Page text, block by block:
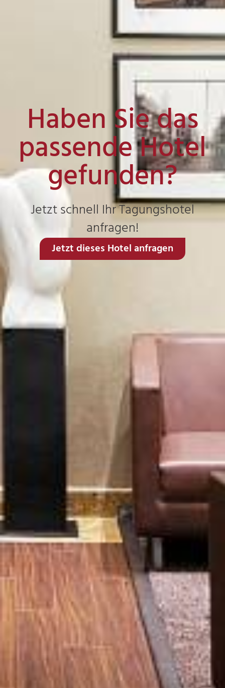
Haben Sie das
passende Hotel
gefunden?
Jetzt schnell Ihr Tagungshotel
anfragen!
Jetzt dieses Hotel anfragen